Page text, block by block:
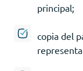
principal;
copia del